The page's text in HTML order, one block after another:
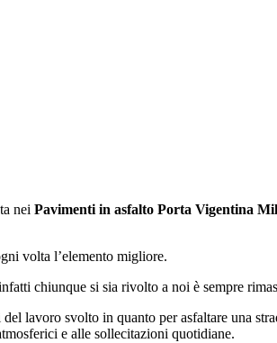
nei Pavimenti in asfalto Porta Vigentina
volta l’elemento migliore.
chiunque si sia rivolto a noi è sempre
lavoro svolto in quanto per asfaltare una
e alle sollecitazioni quotidiane.